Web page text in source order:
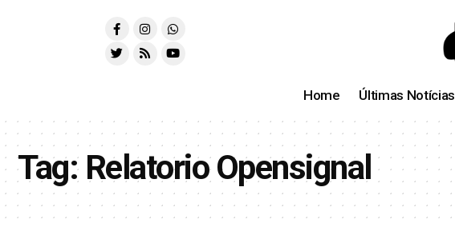
Home Últimas Notícias
Tag: Relatorio Opensignal